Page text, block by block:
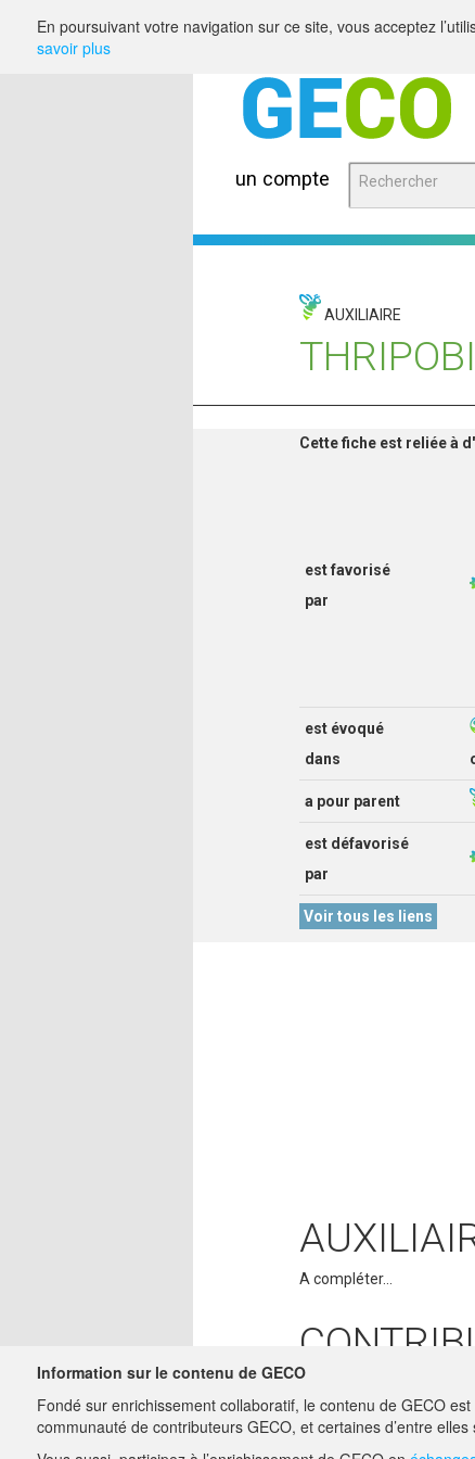
un compte
AUXILIAIRE
Cette fiche est reliée à
est favorisé
par
est évoqué
dans
a pour parent
est défavorisé
par
Voir tous les liens
A compléter...
En poursuivant votre navigation sur ce site, vous acceptez
savoir plus
Information sur le contenu de GECO
Fondé sur enrichissement collaboratif, le contenu de GECO
communauté de contributeurs GECO, et certaines d’entre